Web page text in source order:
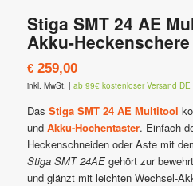
Stiga SMT 24 AE
Akku-
€259,00
inkl. MwSt. | ab 99€ kostenloser Versand DE
Das Stiga SMT 24 AE Multitool
und Akku-Hochentaster. Einfach
Heckenschneiden oder Aste mit
Stiga SMT 24AEgehört zur
und glänzt mit leichten Wechsel-